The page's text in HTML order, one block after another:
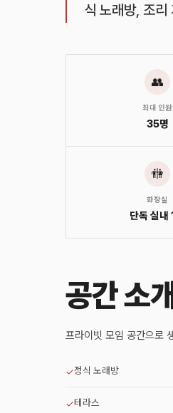
식 노래방, 조리
👥
최대 인원
35명
🚻
화장실
단독 실내
공간 소개
프라이빗 모임 공간으로
✓정식 노래방
✓테라스